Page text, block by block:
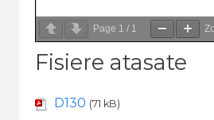
Page 1 / 1
Fisiere atasate
D130 (71 kB)